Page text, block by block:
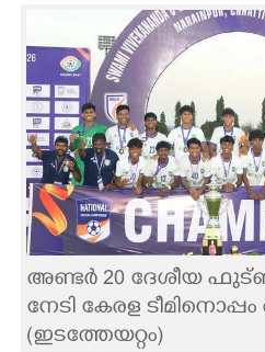
അണ്ടർ 20 ദേശീയ
നേടി കേരള
(ഇടത്തേയറ്റം)​